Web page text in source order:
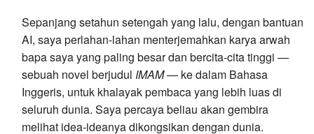
Sepanjang setahun setengah yang lalu, dengan bantuan
AI, saya perlahan-lahan menterjemahkan karya arwah
bapa saya yang paling besar dan bercita-cita tinggi —
sebuah novel berjudul IMAM— ke dalam Bahasa
Inggeris, untuk khalayak pembaca yang lebih luas di
seluruh dunia. Saya percaya beliau akan gembira
melihat idea-ideanya dikongsikan dengan dunia.